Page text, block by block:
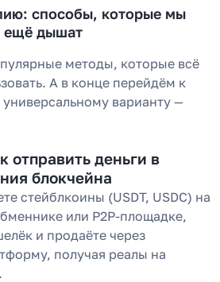
способы, которые мы
ещё дышат
методы, которые всё
А в конце перейдём к
варианту —
отправить деньги в
блокчейна
стейблкоины (USDT, USDC) на
или P2P-площадке,
и продаёте через
получая реалы на